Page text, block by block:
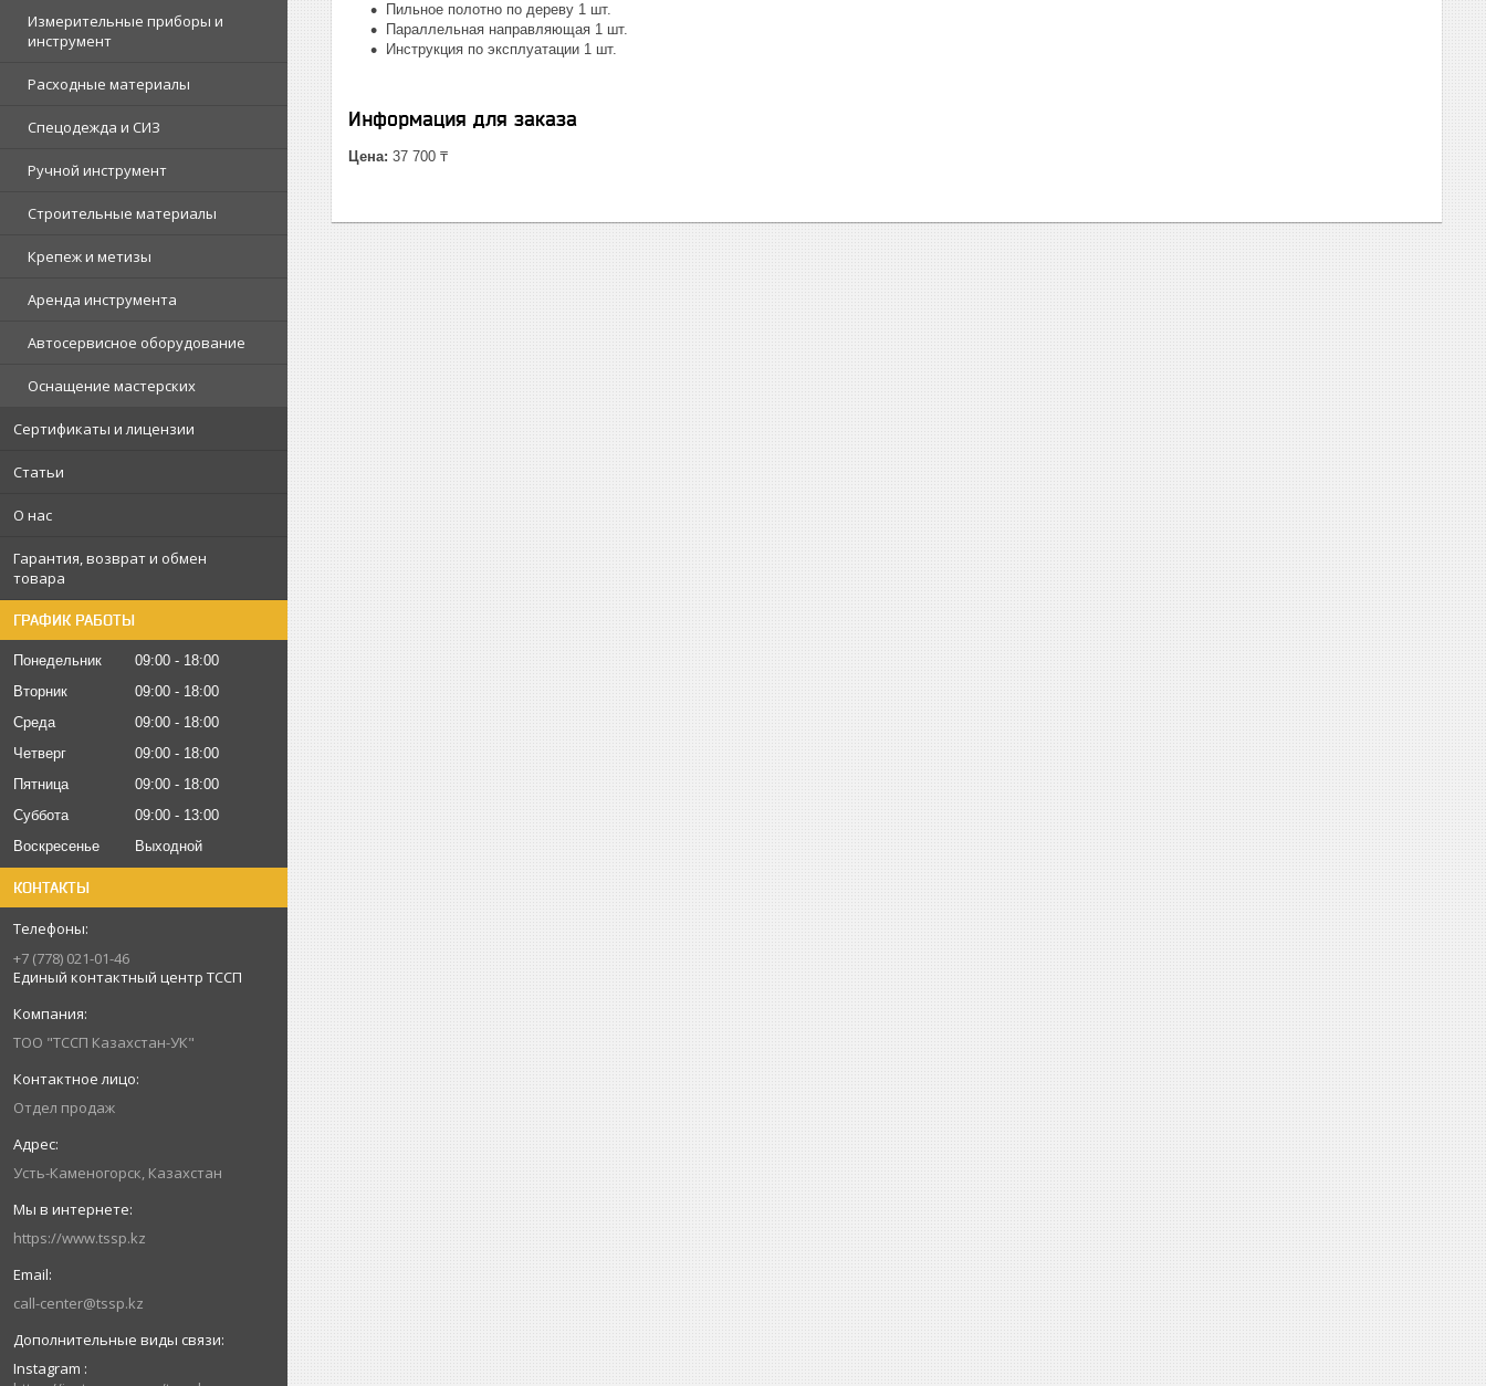
Измерительные приборы и
инструмент
Расходные материалы
Спецодежда и СИЗ
Ручной инструмент
Строительные материалы
Крепеж и метизы
Аренда инструмента
Автосервисное оборудование
Оснащение мастерских
Сертификаты и лицензии
Статьи
О нас
Гарантия, возврат и обмен
товара
ГРАФИК РАБОТЫ
Понедельник 09:00
18:00
Вторник
09:00
18:00
Среда
09:00
18:00
Четверг
09:00
18:00
Пятница
09:00
18:00
Суббота
09:00
13:00
Воскресенье
Выходной
КОНТАКТЫ
+7 (778) 021-01-46
Единый контактный центр ТССП
ТОО "ТССП Казахстан-УК"
Отдел продаж
Усть-Каменогорск, Казахстан
https://www.tssp.kz
call-center@tssp.kz
Instagram
Пильное полотно по дереву 1 шт.
Параллельная направляющая 1 шт.
Инструкция по эксплуатации 1 шт.
Информация для заказа
Цена: 37 700 ₸